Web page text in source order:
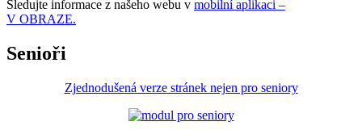
Sledujte informace z našeho webu v mobilní aplikaci –
V OBRAZE.
Senioři
Zjednodušená verze stránek nejen pro seniory